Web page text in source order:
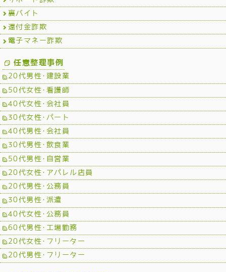
裏バイト
還付金詐欺
電子マネー詐欺
任意整理事例
20代男性･建設業
50代女性･看護師
40代女性･会社員
30代女性･パート
40代男性･会社員
30代男性･飲食業
50代男性･自営業
20代女性･アパレル店員
20代男性･公務員
30代男性･派遣
40代女性･公務員
60代男性･工場勤務
20代女性･フリーター
20代男性･フリーター